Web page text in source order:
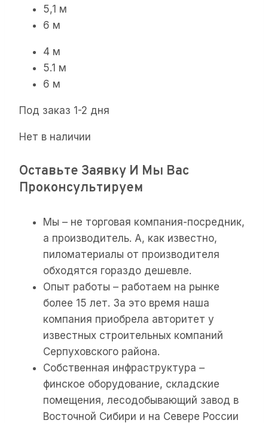
5,1 м
6 м
4 м
5.1 м
6 м
Под заказ 1-2 дня
Нет в наличии
Оставьте Заявку И Мы Вас
Проконсультируем
Мы – не торговая компания-посредник,
а производитель. А, как известно,
пиломатериалы от производителя
обходятся гораздо дешевле.
Опыт работы – работаем на рынке
более 15 лет. За это время наша
компания приобрела авторитет у
известных строительных компаний
Серпуховского района.
Собственная инфраструктура –
финское оборудование, складские
помещения, лесодобывающий завод в
Восточной Сибири и на Севере России